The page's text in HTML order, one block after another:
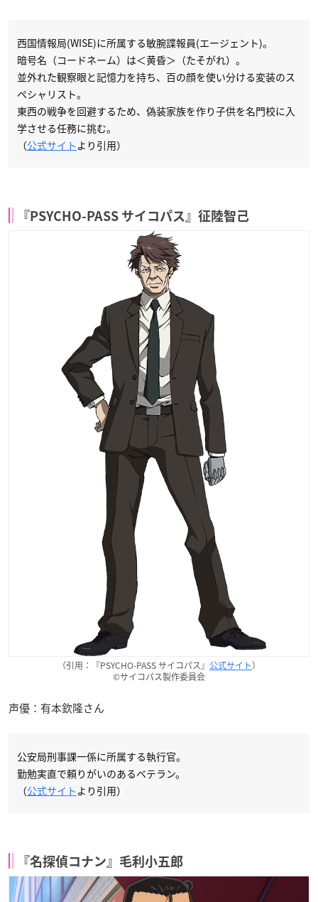
西国情報局(WISE)に所属する敏腕諜報員(エージェント)。
暗号名（コードネーム）は＜黄昏＞（たそがれ）。
並外れた観察眼と記憶力を持ち、百の顔を使い分ける変装のス
ペシャリスト。
東西の戦争を回避するため、偽装家族を作り子供を名門校に入
学させる任務に挑む。
（公式サイト より引用）
『PSYCHO-PASS サイコパス』征陸智己
（引用：『PSYCHO-PASS サイコパス』 公式サイト）
©サイコパス製作委員会
声優：有本欽隆さん
公安局刑事課一係に所属する執行官。
勤勉実直で頼りがいのあるベテラン。
（公式サイト より引用）
『名探偵コナン』毛利小五郎